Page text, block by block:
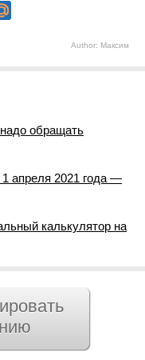
Author: Максим
обращать
1 апреля 2021 года —
калькулятор на